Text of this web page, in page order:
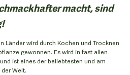
macht, sind
Länder wird durch Kochen und Trocknen
gewonnen. Es wird in fast allen
ist eines der beliebtesten und am
Welt.